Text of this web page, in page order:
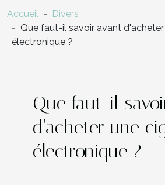
Accueil
Divers
Que faut-il savoir avant
électronique ?
Que faut-il
d'acheter une
électronique ?